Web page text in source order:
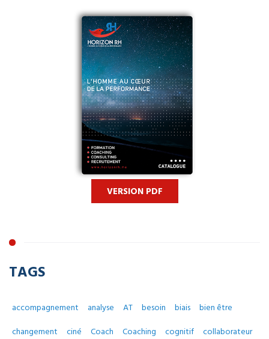
VERSION PDF
TAGS
accompagnement analyse AT besoin biais
bien être
changement
ciné Coach Coaching cognitif
collaborateur